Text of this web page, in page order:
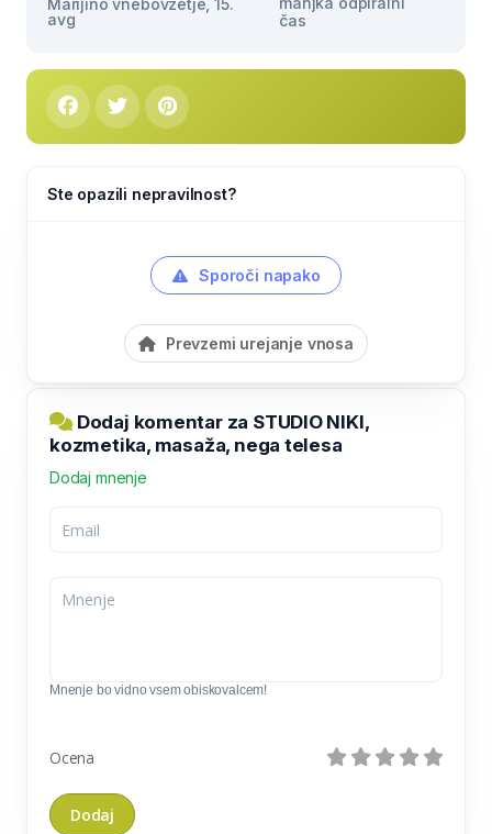
Marijino vnebovzetje, 15.
avg
čas
Ste opazili nepravilnost?
Sporoči napako
Prevzemi urejanje vnosa
Dodaj komentar za STUDIO NIKI,
kozmetika, masaža, nega telesa
Dodaj mnenje
Mnenje bo vidno vsem obiskovalcem!
Ocena